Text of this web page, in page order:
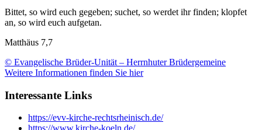
Bittet, so wird euch gegeben; suchet, so werdet ihr finden; klopfet
an, so wird euch aufgetan.
Matthäus 7,7
© Evangelische Brüder-Unität – Herrnhuter Brüdergemeine
Weitere Informationen finden Sie hier
Interessante Links
https://evv-kirche-rechtsrheinisch.de/